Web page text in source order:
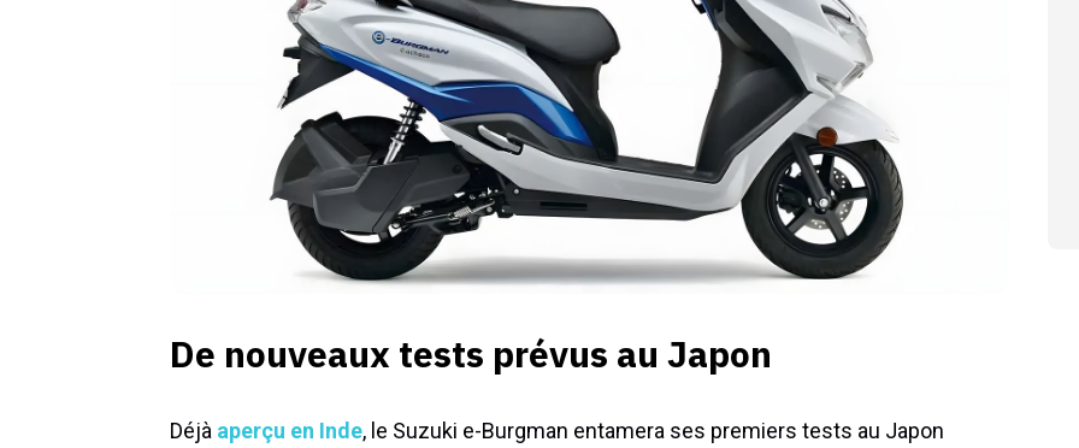
De nouveaux tests prévus au Japon
Déjà aperçu en Inde, le Suzuki e-Burgman entamera ses premiers tests au Japon